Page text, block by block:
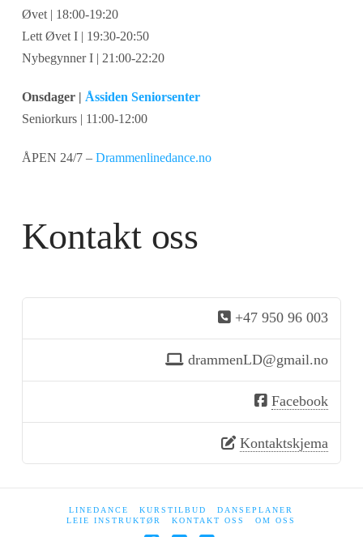
Øvet | 18:00-19:20
Lett Øvet I | 19:30-20:50
Nybegynner I | 21:00-22:20
Onsdager | Åssiden Seniorsenter
Seniorkurs | 11:00-12:00
ÅPEN 24/7 – Drammenlinedance.no
Kontakt oss
+47 950 96 003
drammenLD@gmail.no
Facebook
Kontaktskjema
LINEDANCE KURSTILBUD
DANSEPLANER
LEIE INSTRUKTØR
KONTAKT OSS OM OSS